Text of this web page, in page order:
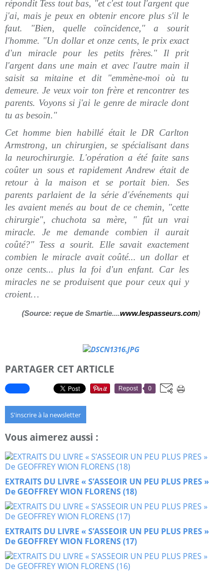
répondit Tess tout bas, "et c'est tout l'argent que
j'ai, mais je peux en obtenir encore plus s'il le
faut. "Bien, quelle coïncidence," a sourit
l'homme. "Un dollar et onze cents, le prix exact
d'un miracle pour les petits frères." Il prit
l'argent dans une main et avec l'autre main il
saisit sa mitaine et dit "emmène-moi où tu
demeure. Je veux voir ton frère et rencontrer tes
parents. Voyons si j'ai le genre de miracle dont
tu as besoin."
Cet homme bien habillé était le DR Carlton
Armstrong, un chirurgien, se spécialisant dans
la neurochirurgie. L'opération a été faite sans
coûter un sous et rapidement Andrew était de
retour à la maison et se portait bien. Ses
parents parlaient de la série d'événements qui
les avaient menés au bout de ce chemin, "cette
chirurgie", chuchota sa mère, " fût un vrai
miracle. Je me demande combien il aurait
coûté?" Tess a sourit. Elle savait exactement
combien le miracle avait coûté... un dollar et
onze cents... plus la foi d'un enfant. Car les
miracles ne se produisent que pour ceux qui y
croient…
(Source: reçue de Smartie....www.lespasseurs.com)
PARTAGER CET ARTICLE
Repost 0
S'inscrire à la newsletter
Vous aimerez aussi :
EXTRAITS DU LIVRE « S’ASSEOIR UN PEU PLUS PRES »
De GEOFFREY WION FLORENS (18)
EXTRAITS DU LIVRE « S’ASSEOIR UN PEU PLUS PRES »
De GEOFFREY WION FLORENS (17)